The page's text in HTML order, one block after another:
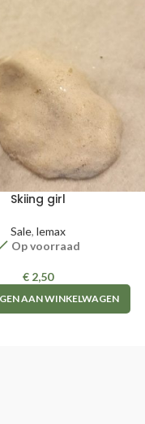
Skiing girl
Sale, lemax
Op voorraad
€2,50
AAN WINKELWAGEN